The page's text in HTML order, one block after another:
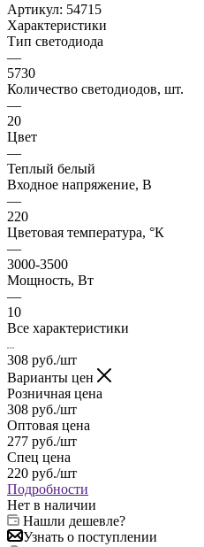
Артикул: 54715
Характеристики
Тип светодиода
—
5730
Количество светодиодов, шт.
—
20
Цвет
—
Теплый белый
Входное напряжение, В
—
220
Цветовая температура, °К
—
3000-3500
Мощность, Вт
—
10
Все характеристики
308 руб./шт
Варианты цен
Розничная цена
308 руб./шт
Оптовая цена
277 руб./шт
Спец цена
220 руб./шт
Подробности
Нет в наличии
Нашли дешевле?
Узнать о поступлении